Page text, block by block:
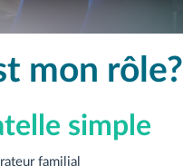
mon rôle?
simple
familial